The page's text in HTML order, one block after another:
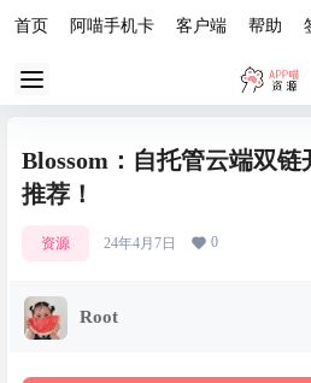
首页 阿喵手机卡 客户端 帮助
Blossom：自托管云端双链
推荐！
资源 24年4月7日 0
Root